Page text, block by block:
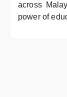
across
power of